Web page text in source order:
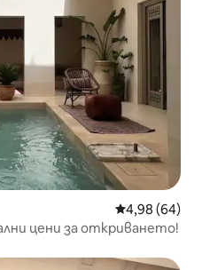
Средна
4,98 (64)
– ново! Специални цени за откриването!